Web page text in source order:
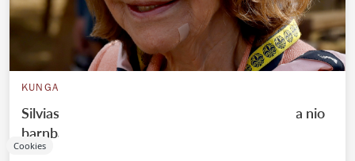
KUNGAFAMILJEN
Silvias hemliga shoppingtur – handlade till alla nio
barnbarnen
Cookies